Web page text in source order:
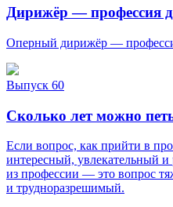
Дирижёр — профессия
Оперный дирижёр —
Выпуск 60
Сколько лет можно
Если вопрос, как прийти в
интересный, увлекательный и
из профессии — это вопрос
и трудноразрешимый.